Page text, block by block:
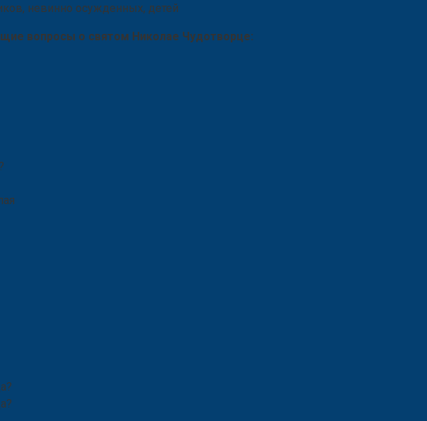
невинно осужденных, детей
вопросы о святом Николае Чудотворце: